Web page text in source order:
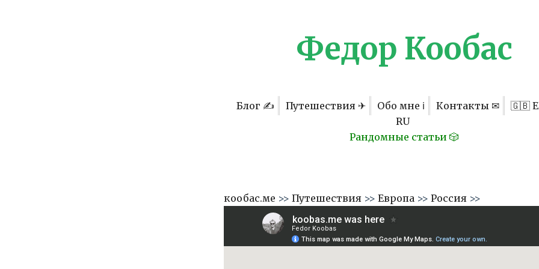
Федор Кообас
Блог ✍ Путешествия ✈ Обо мне ℹ Контакты ✉ 🇬🇧
RU
Рандомные статьи 🎲
кообас.ме >> Путешествия >> Европа >> Россия >>